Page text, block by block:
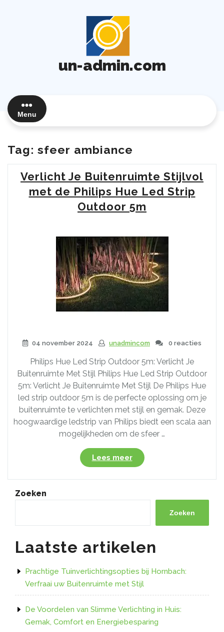
un-admin.com
Menu
Tag: sfeer ambiance
Verlicht Je Buitenruimte Stijlvol
met de Philips Hue Led Strip
Outdoor 5m
04 november 2024 unadmincom 0 reacties
Philips Hue Led Strip Outdoor 5m: Verlicht Je
Buitenruimte Met Stijl Philips Hue Led Strip Outdoor
5m: Verlicht Je Buitenruimte Met Stijl De Philips Hue
led strip outdoor 5m is de perfecte oplossing om je
buitenruimte te verlichten met stijl en gemak. Deze
hoogwaardige ledstrip van Philips biedt een scala aan
mogelijkheden om de sfeer …
Lees meer“Verlicht
Je
Buitenruimte
met
Philips
Led
Outdoor
Zoeken
Zoeken
Laatste artikelen
Prachtige Tuinverlichtingsopties bij Hornbach:
Verfraai uw Buitenruimte met Stijl
De Voordelen van Slimme Verlichting in Huis:
Gemak, Comfort en Energiebesparing